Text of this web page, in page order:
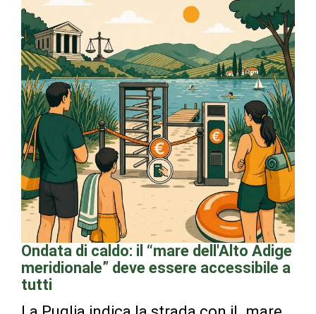
Ondata di caldo: il “mare dell'Alto Adige
meridionale” deve essere accessibile a
tutti